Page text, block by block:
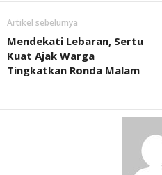
Artikel sebelumya
Mendekati Lebaran, Sertu
Kuat Ajak Warga
Tingkatkan Ronda Malam